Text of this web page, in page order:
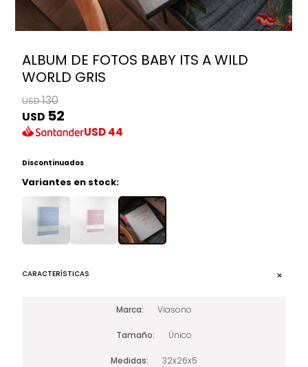
ALBUM DE FOTOS BABY ITS A WILD
WORLD GRIS
USD130
USD 52
USD44
Discontinuados
Variantes en stock:
CARACTERÍSTICAS
Marca Viasono
Tamaño Único
Medidas 32x26x5